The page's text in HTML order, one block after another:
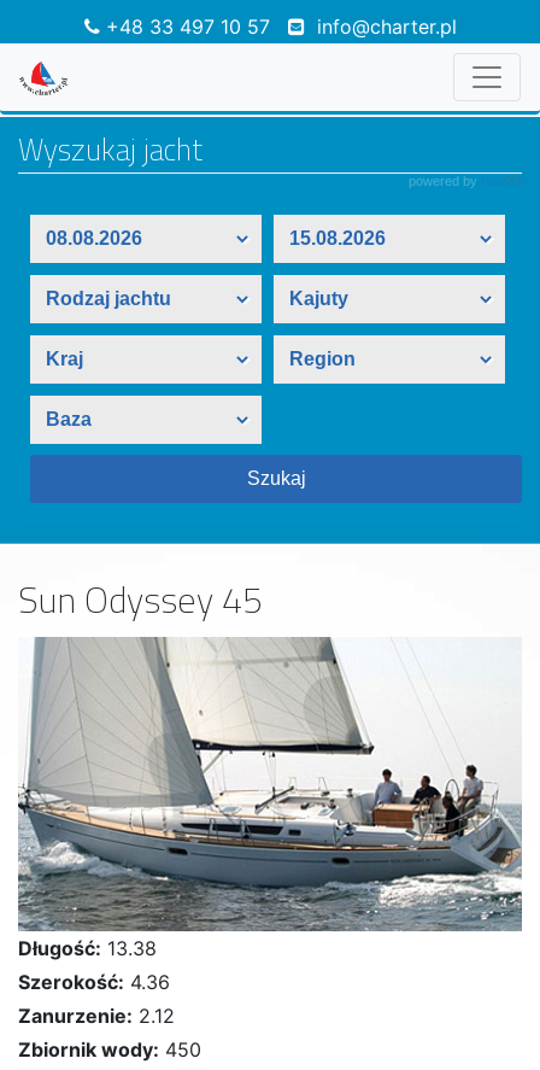
+48 33 497 10 57 info@charter.pl
Sun Odyssey 45
Długość: 13.38
Szerokość: 4.36
Zanurzenie: 2.12
Zbiornik wody: 450